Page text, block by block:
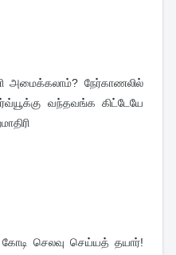
அமைக்கலாம்? நேர்காணலில்
வந்தவங்க கிட்டேயே
கோடி செலவு செய்யத் தயார்!